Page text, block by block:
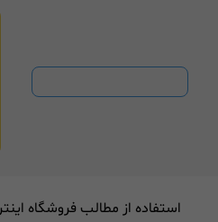
استفاده از مطالب فروشگاه